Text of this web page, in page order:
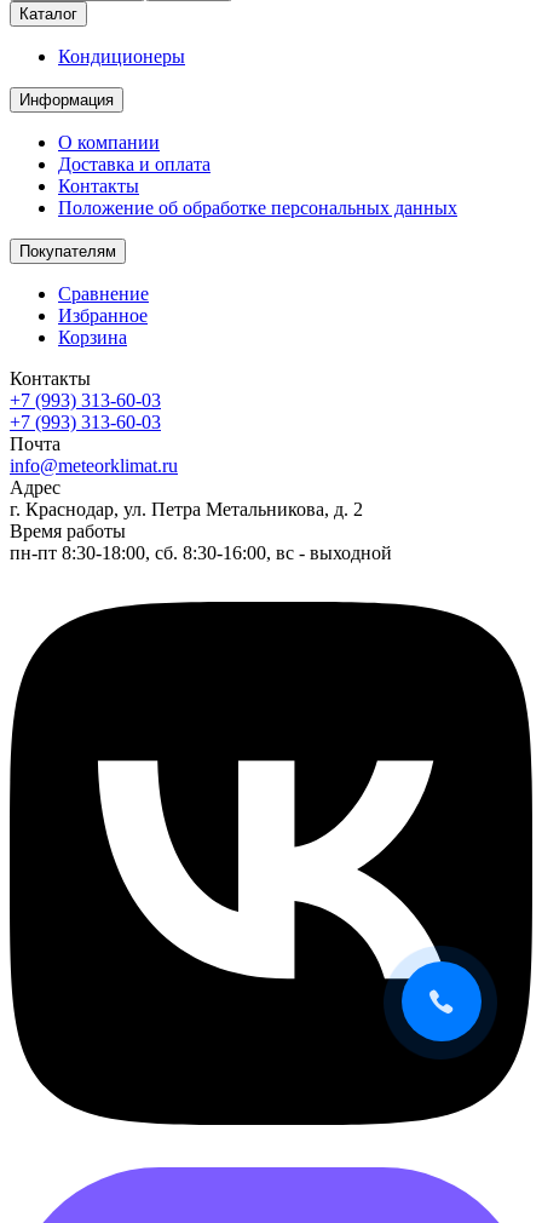
Каталог
Кондиционеры
Информация
О компании
Доставка и оплата
Контакты
Положение об обработке персональных данных
Покупателям
Сравнение
Избранное
Корзина
Контакты
+7 (993) 313-60-03
+7 (993) 313-60-03
Почта
info@meteorklimat.ru
Адрес
г. Краснодар, ул. Петра Метальникова, д. 2
Время работы
пн-пт 8:30-18:00, сб. 8:30-16:00, вс - выходной